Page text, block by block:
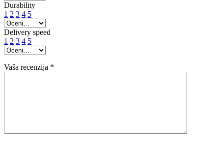
Durability
1 2 3 4 5
Delivery speed
1 2 3 4 5
Vaša recenzija *